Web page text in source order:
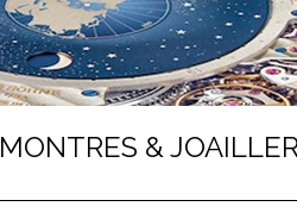
MONTRES &